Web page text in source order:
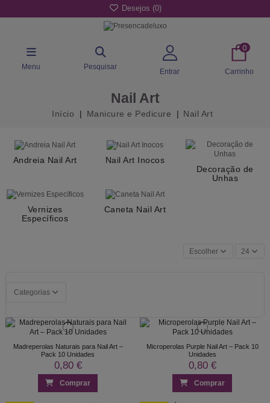
Desejos (0)
Menu Pesquisar
Entrar
0
Carrinho
Nail Art
Início Manicure e Pedicure Nail Art
Andreia Nail Art
Nail Art Inocos
Decoração de
Unhas
Vernizes
Específicos
Caneta Nail Art
Escolher 24
Categorias
Madreperolas Naturais para Nail Art –
Pack 10 Unidades
0,80 €
Comprar
Microperolas Purple Nail Art – Pack 10
Unidades
0,80 €
Comprar